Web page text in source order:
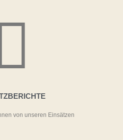
von unseren Einsätzen